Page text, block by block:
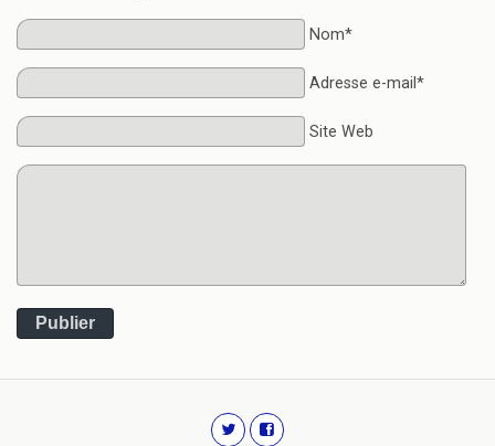
Nom*
Adresse e-mail*
Site Web
Publier